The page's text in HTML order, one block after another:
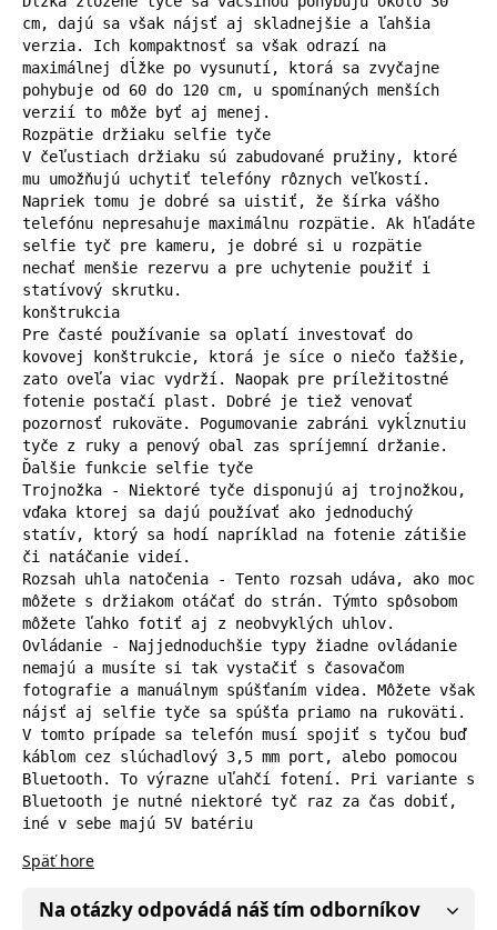
cm, dajú sa však nájsť aj skladnejšie a ľahšia
verzia. Ich kompaktnosť sa však odrazí na
maximálnej dĺžke po vysunutí, ktorá sa zvyčajne
pohybuje od 60 do 120 cm, u spomínaných menších
verzií to môže byť aj menej.
Rozpätie držiaku selfie tyče
V čeľustiach držiaku sú zabudované pružiny, ktoré
mu umožňujú uchytiť telefóny rôznych veľkostí.
Napriek tomu je dobré sa uistiť, že šírka vášho
telefónu nepresahuje maximálnu rozpätie. Ak hľadáte
selfie tyč pre kameru, je dobré si u rozpätie
nechať menšie rezervu a pre uchytenie použiť i
statívový skrutku.
konštrukcia
Pre časté používanie sa oplatí investovať do
kovovej konštrukcie, ktorá je síce o niečo ťažšie,
zato oveľa viac vydrží. Naopak pre príležitostné
fotenie postačí plast. Dobré je tiež venovať
pozornosť rukoväte. Pogumovanie zabráni vykĺznutiu
tyče z ruky a penový obal zas spríjemní držanie.
Ďalšie funkcie selfie tyče
Trojnožka - Niektoré tyče disponujú aj trojnožkou,
vďaka ktorej sa dajú používať ako jednoduchý
statív, ktorý sa hodí napríklad na fotenie zátišie
či natáčanie videí.
Rozsah uhla natočenia - Tento rozsah udáva, ako moc
môžete s držiakom otáčať do strán. Týmto spôsobom
môžete ľahko fotiť aj z neobvyklých uhlov.
Ovládanie - Najjednoduchšie typy žiadne ovládanie
nemajú a musíte si tak vystačiť s časovačom
fotografie a manuálnym spúšťaním videa. Môžete však
nájsť aj selfie tyče sa spúšťa priamo na rukoväti.
V tomto prípade sa telefón musí spojiť s tyčou buď
káblom cez slúchadlový 3,5 mm port, alebo pomocou
Bluetooth. To výrazne uľahčí fotení. Pri variante s
Bluetooth je nutné niektoré tyč raz za čas dobiť,
iné v sebe majú 5V batériu
Späť hore
Na otázky odpovádá náš tím odborníkov